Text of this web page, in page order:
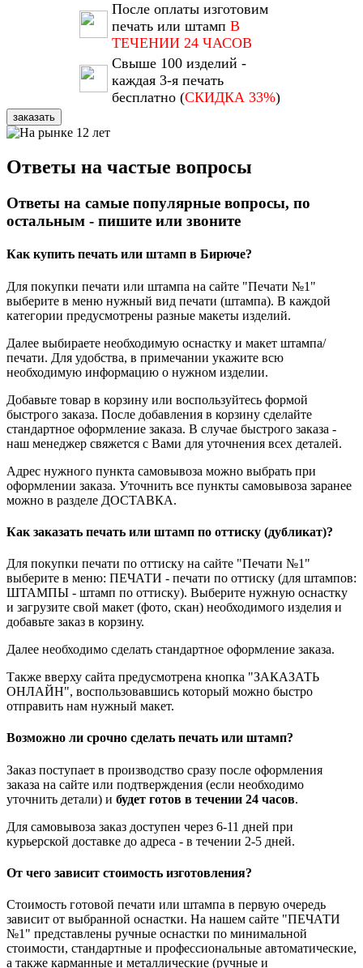
После оплаты изготовим
печать или штамп В
ТЕЧЕНИИ 24 ЧАСОВ
Свыше 100 изделий -
каждая 3-я печать
бесплатно (СКИДКА 33%)
заказать
Ответы на частые вопросы
Ответы на самые популярные вопросы, по
остальным - пишите или звоните
Как купить печать или штамп в Бирюче?
Для покупки печати или штампа на сайте "Печати №1"
выберите в меню нужный вид печати (штампа). В каждой
категории предусмотрены разные макеты изделий.
Далее выбираете необходимую оснастку и макет штампа/
печати. Для удобства, в примечании укажите всю
необходимую информацию о нужном изделии.
Добавьте товар в корзину или воспользуйтесь формой
быстрого заказа. После добавления в корзину сделайте
стандартное оформление заказа. В случае быстрого заказа -
наш менеджер свяжется с Вами для уточнения всех деталей.
Адрес нужного пункта самовывоза можно выбрать при
оформлении заказа. Уточнить все пункты самовывоза заранее
можно в разделе ДОСТАВКА.
Как заказать печать или штамп по оттиску (дубликат)?
Для покупки печати по оттиску на сайте "Печати №1"
выберите в меню: ПЕЧАТИ - печати по оттиску (для штампов:
ШТАМПЫ - штамп по оттиску). Выберите нужную оснастку
и загрузите свой макет (фото, скан) необходимого изделия и
добавьте заказ в корзину.
Далее необходимо сделать стандартное оформление заказа.
Также вверху сайта предусмотрена кнопка "ЗАКАЗАТЬ
ОНЛАЙН", воспользовавшись который можно быстро
отправить нам нужный макет.
Возможно ли срочно сделать печать или штамп?
Заказ поступает в производство сразу после оформления
заказа на сайте или подтверждения (если необходимо
уточнить детали) и будет готов в течении 24 часов.
Для самовывоза заказ доступен через 6-11 дней при
курьерской доставке до адреса - в течении 2-5 дней.
От чего зависит стоимость изготовления?
Стоимость готовой печати или штампа в первую очередь
зависит от выбранной оснастки. На нашем сайте "ПЕЧАТИ
№1" представлены ручные оснастки по минимальной
стоимости, стандартные и профессиональные автоматические,
а также карманные и металлические (ручные и